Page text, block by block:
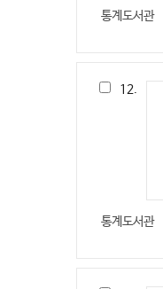
통계도서관
12.
통계도서관